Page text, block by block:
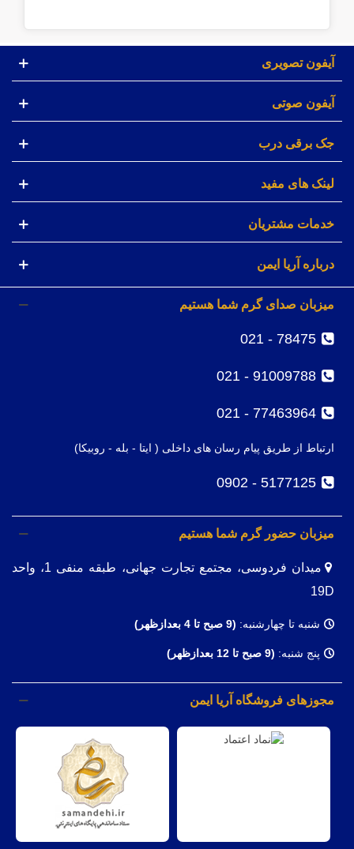
آیفون تصویری
آیفون صوتی
جک برقی درب
لینک های مفید
خدمات مشتریان
درباره آریا ایمن
میزبان صدای گرم شما هستیم
78475 - 021
91009788 - 021
77463964 - 021
ارتباط از طریق پیام رسان های داخلی ( ایتا - بله - روبیکا)
5177125 - 0902
میزبان حضور گرم شما هستیم
میدان فردوسی، مجتمع تجارت جهانی، طبقه منفی 1، واحد
19D
شنبه تا چهارشنبه: (9 صبح تا 4 بعدازظهر)
پنج شنبه: (9 صبح تا 12 بعدازظهر)
مجوزهای فروشگاه آریا ایمن